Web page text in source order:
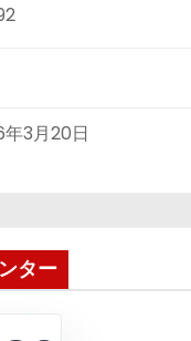
3月20日
ター